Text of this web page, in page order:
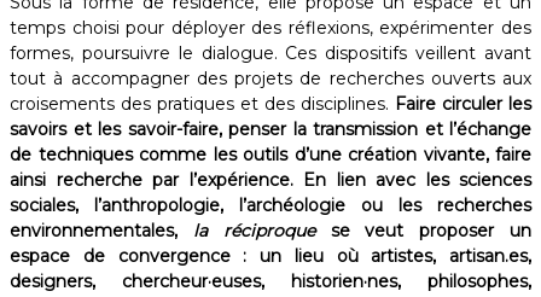
temps choisi pour déployer des réflexions, expérimenter des
formes, poursuivre le dialogue. Ces dispositifs veillent avant
tout à accompagner des projets de recherches ouverts aux
croisements des pratiques et des disciplines. Faire circuler les
savoirs et les savoir-faire, penser la transmission et l’échange
de techniques comme les outils d’une création vivante, faire
ainsi recherche par l’expérience. En lien avec les sciences
sociales, l’anthropologie, l’archéologie ou les recherches
environnementales, la réciproquese veut proposer un
espace de convergence : un lieu où artistes, artisan.es,
designers, chercheur·euses, historien·nes, philosophes,